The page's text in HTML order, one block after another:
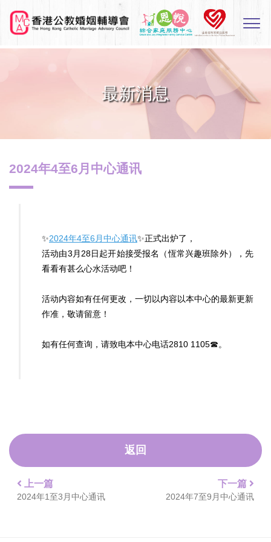
main
content
最新消息
2024年4至6月中心通讯
✨2024年4至6月中心通讯✨正式出炉了，
活动由3月28日起开始接受报名（恆常兴趣班除外），先
看看有甚么心水活动吧！
活动内容如有任何更改，一切以内容以本中心的最新更新
作准，敬请留意！
如有任何查询，请致电本中心电话2810 1105☎。
上一篇
2024年1至3月中心通讯
返回
下一篇
2024年7至9月中心通讯